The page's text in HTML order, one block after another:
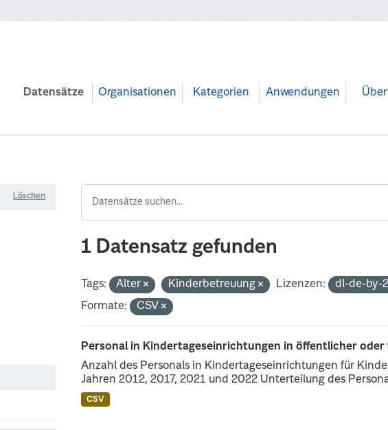
Datensätze Organisationen Kategorien Anwendungen
Löschen
1 Datensatz gefunden
Tags: Alter Kinderbetreuung Lizenzen:
dl-de-by-
Formate:
CSV
Personal in Kindertageseinrichtungen in öffentlicher oder
Anzahl des Personals in Kindertageseinrichtungen für
Jahren 2012, 2017, 2021 und 2022 Unterteilung des
CSV